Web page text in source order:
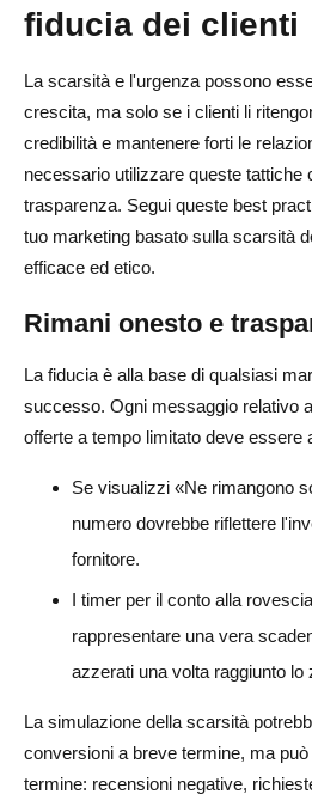
fiducia dei clienti
La scarsità e l'urgenza possono
crescita, ma solo se i clienti li
credibilità e mantenere forti le
necessario utilizzare queste tattiche
trasparenza. Segui queste best
tuo marketing basato sulla scarsità
efficace ed etico.
Rimani onesto e
La fiducia è alla base di qualsiasi
successo. Ogni messaggio relativo
offerte a tempo limitato deve essere
Se visualizzi «Ne rimangono
numero dovrebbe riflettere
fornitore.
I timer per il conto alla
rappresentare una vera
azzerati una volta raggiunto lo
La simulazione della scarsità
conversioni a breve termine, ma
termine: recensioni negative,